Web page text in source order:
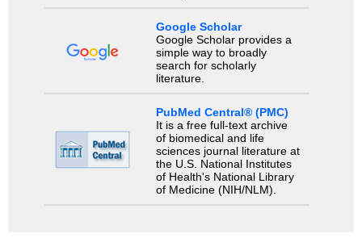
Google Scholar
Google Scholar provides a
simple way to broadly
search for scholarly
literature.
PubMed Central® (PMC)
It is a free full-text archive
of biomedical and life
sciences journal literature at
the U.S. National Institutes
of Health's National Library
of Medicine (NIH/NLM).